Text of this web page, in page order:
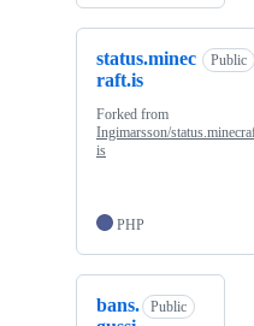
status.minec
raft.is
Public
Forked from
Ingimarsson/
is
PHP
bans.
Public